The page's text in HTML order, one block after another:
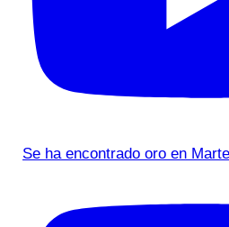
Se ha encontrado oro en